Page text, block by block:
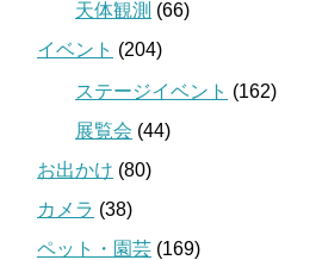
天体観測 (66)
イベント (204)
ステージイベント (162)
展覧会 (44)
お出かけ (80)
カメラ (38)
ペット・園芸 (169)